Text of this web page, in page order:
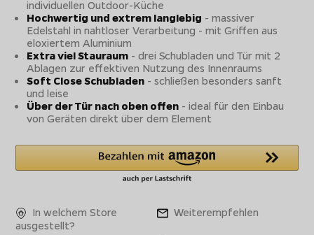
individuellen Outdoor-Küche
Hochwertig und extrem langlebig - massiver
Edelstahl in nahtloser Verarbeitung - mit Griffen aus
eloxiertem Aluminium
Extra viel Stauraum - drei Schubladen und Tür mit 2
Ablagen zur effektiven Nutzung des Innenraums
Soft Close Schubladen - schließen besonders sanft
und leise
Über der Tür nach oben offen - ideal für den Einbau
von Geräten direkt über dem Element
In welchem Store
ausgestellt?
Weiterempfehlen